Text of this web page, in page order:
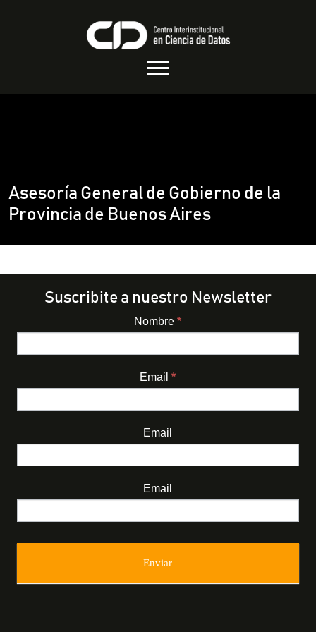
Asesoría General de Gobierno de la
Provincia de Buenos Aires
Suscribite a nuestro Newsletter
Nombre*
Email*
Email
Email
Enviar